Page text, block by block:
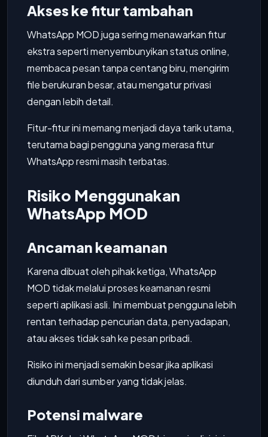
Akses ke fitur tambahan
WhatsApp MOD juga sering menawarkan fitur
ekstra seperti menyembunyikan status online,
membaca pesan tanpa centang biru, mengirim
file berukuran besar, atau mengatur privasi
dengan lebih detail.
Fitur-fitur ini memang menjadi daya tarik utama,
terutama bagi pengguna yang merasa fitur
WhatsApp resmi masih terbatas.
Risiko Menggunakan
WhatsApp MOD
Ancaman keamanan
Karena dibuat oleh pihak ketiga, WhatsApp
MOD tidak melalui proses keamanan resmi
seperti aplikasi asli. Ini membuat pengguna lebih
rentan terhadap pencurian data, penyadapan,
atau akses tidak sah ke pesan pribadi.
Risiko ini menjadi semakin besar jika aplikasi
diunduh dari sumber yang tidak jelas.
Potensi malware